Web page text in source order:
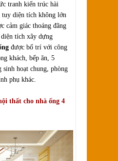
tranh kiến trúc hài
tuy diện tích không lớn
cảm giác thoáng đãng
tích xây dựng
được bố trí với công
khách, bếp ăn, 5
sinh hoạt chung, phòng
phụ khác.
thất cho nhà ống 4